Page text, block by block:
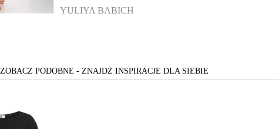
YULIYA BABICH
ZOBACZ PODOBNE - ZNAJDŻ INSPIRACJE DLA SIEBIE